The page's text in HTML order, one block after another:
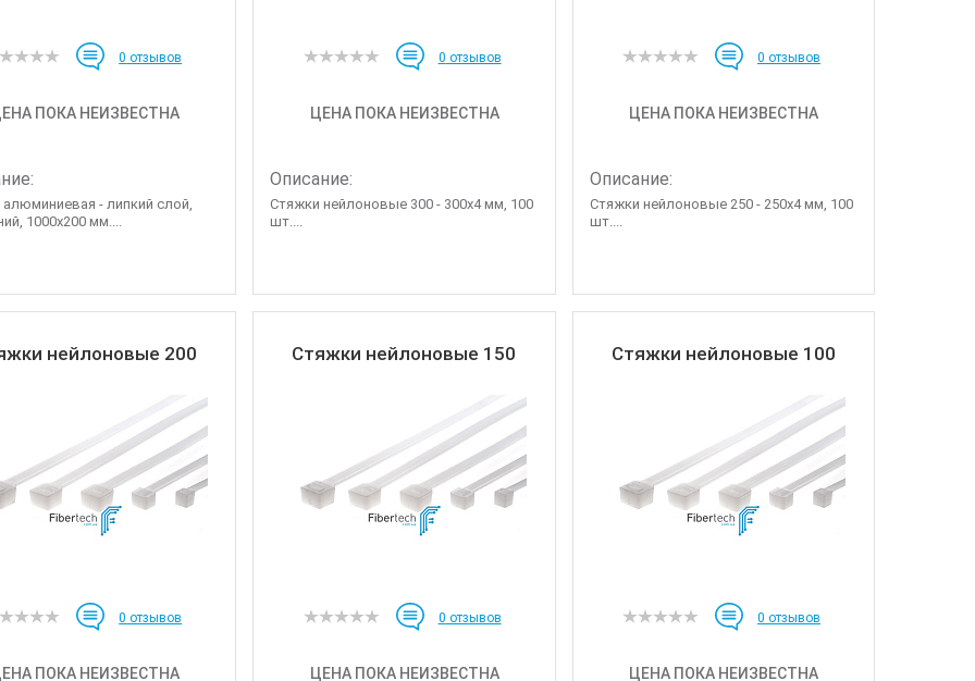
0 отзывов
ПОКА НЕИЗВЕСТНА
- липкий слой,
1000х200 мм....
0 отзывов
ЦЕНА ПОКА НЕИЗВЕСТНА
Описание:
Стяжки нейлоновые 300 - 300х4 мм, 100
шт....
0 отзывов
ЦЕНА ПОКА НЕИЗВЕСТНА
Описание:
Стяжки нейлоновые 250 - 250х4 мм, 100
шт....
нейлоновые 200
0 отзывов
ПОКА НЕИЗВЕСТНА
Стяжки нейлоновые 150
0 отзывов
ЦЕНА ПОКА НЕИЗВЕСТНА
Стяжки нейлоновые 100
0 отзывов
ЦЕНА ПОКА НЕИЗВЕСТНА